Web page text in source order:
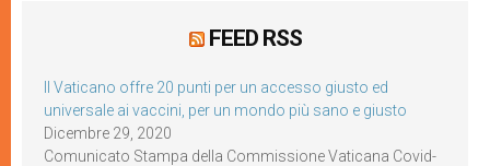
FEED RSS
Il Vaticano offre 20 punti per un accesso giusto ed
universale ai vaccini, per un mondo più sano e giusto
Dicembre 29, 2020
Comunicato Stampa della Commissione Vaticana Covid-